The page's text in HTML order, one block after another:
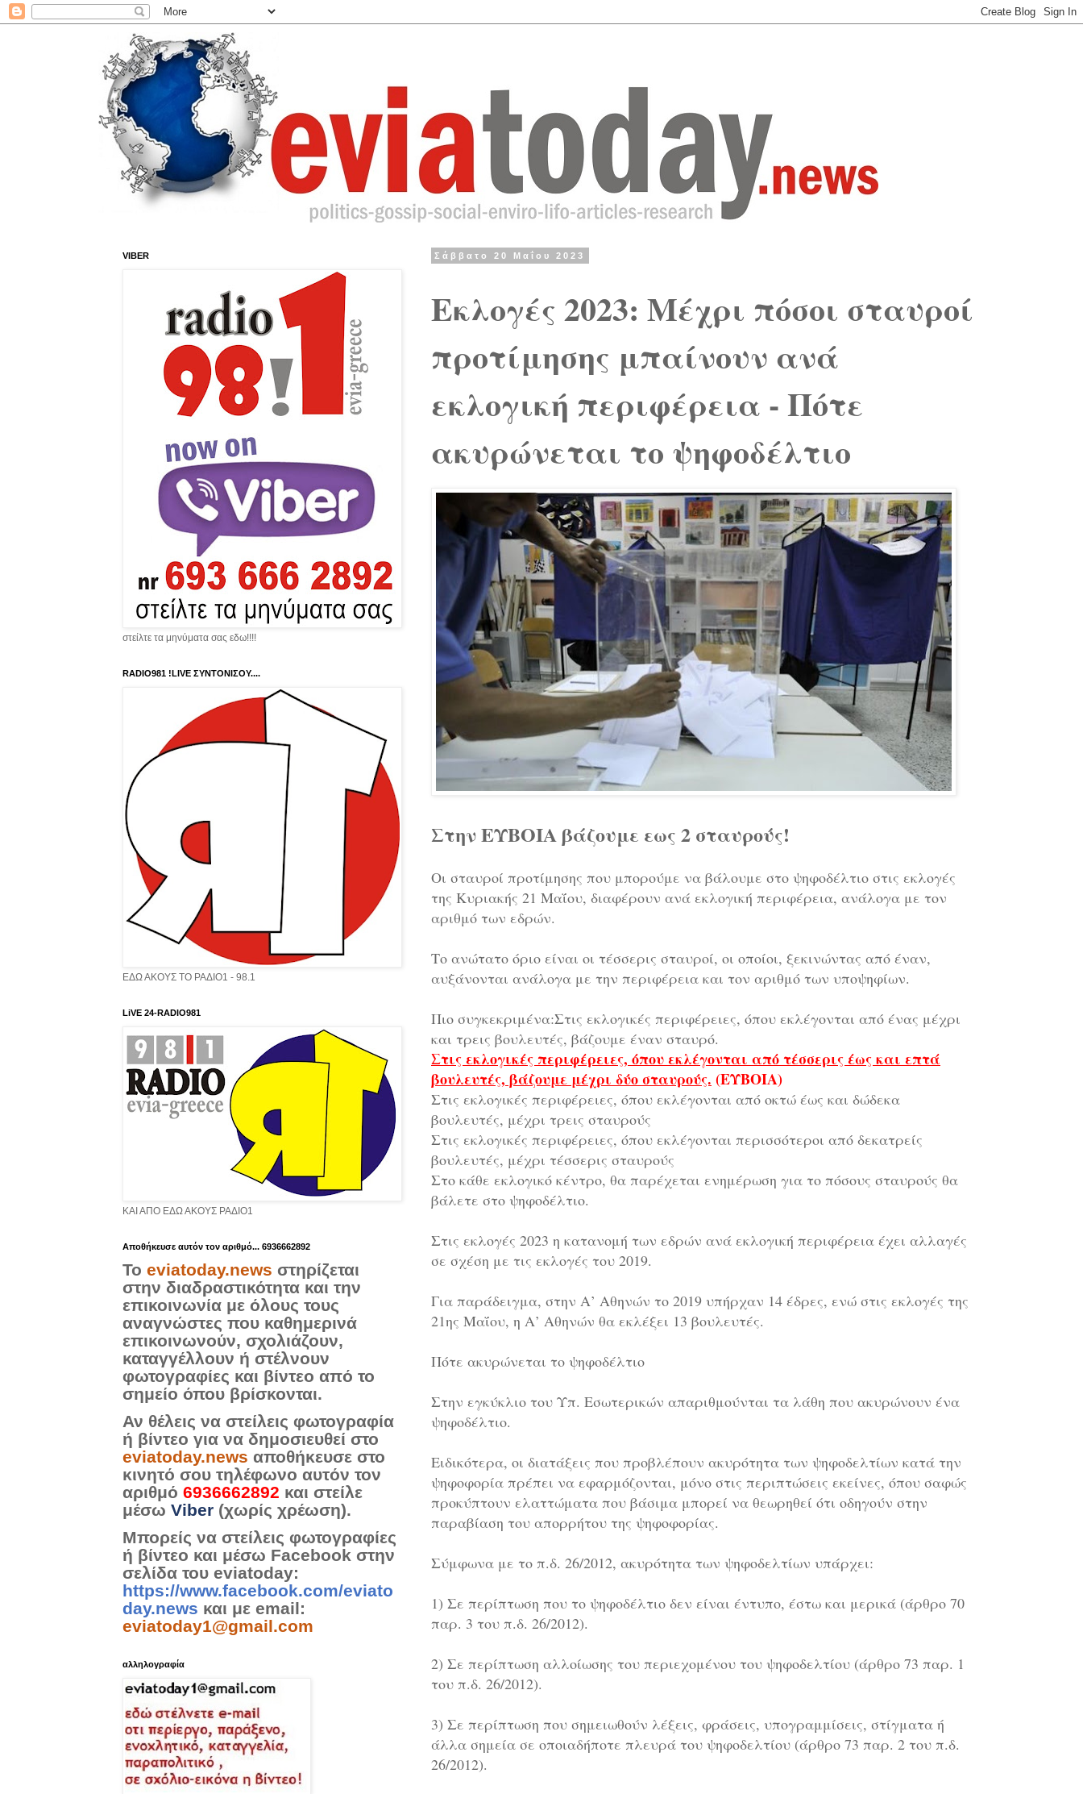
Σάββατο 20 Μαΐου 2023
Εκλογές 2023: Μέχρι πόσοι σταυροί
προτίμησης μπαίνουν ανά
εκλογική περιφέρεια - Πότε
ακυρώνεται το ψηφοδέλτιο
Στην ΕΥΒΟΙΑ βάζουμε εως 2 σταυρούς!
Οι σταυροί προτίμησης που μπορούμε να βάλουμε στο ψηφοδέλτιο στις εκλογές
της Κυριακής 21 Μαΐου, διαφέρουν ανά εκλογική περιφέρεια, ανάλογα με τον
αριθμό των εδρών.
Το ανώτατο όριο είναι οι τέσσερις σταυροί, οι οποίοι, ξεκινώντας από έναν,
αυξάνονται ανάλογα με την περιφέρεια και τον αριθμό των υποψηφίων.
Πιο συγκεκριμένα:Στις εκλογικές περιφέρειες, όπου εκλέγονται από ένας μέχρι
και τρεις βουλευτές, βάζουμε έναν σταυρό.
Στις εκλογικές περιφέρειες, όπου εκλέγονται από τέσσερις έως και επτά
βουλευτές, βάζουμε μέχρι δύο σταυρούς. (ΕΥΒΟΙΑ)
Στις εκλογικές περιφέρειες, όπου εκλέγονται από οκτώ έως και δώδεκα
βουλευτές, μέχρι τρεις σταυρούς
Στις εκλογικές περιφέρειες, όπου εκλέγονται περισσότεροι από δεκατρείς
βουλευτές, μέχρι τέσσερις σταυρούς
Στο κάθε εκλογικό κέντρο, θα παρέχεται ενημέρωση για το πόσους σταυρούς θα
βάλετε στο ψηφοδέλτιο.
Στις εκλογές 2023 η κατανομή των εδρών ανά εκλογική περιφέρεια έχει αλλαγές
σε σχέση με τις εκλογές του 2019.
Για παράδειγμα, στην Α’ Αθηνών το 2019 υπήρχαν 14 έδρες, ενώ στις εκλογές της
21ης Μαΐου, η Α’ Αθηνών θα εκλέξει 13 βουλευτές.
Πότε ακυρώνεται το ψηφοδέλτιο
Στην εγκύκλιο του Υπ. Εσωτερικών απαριθμούνται τα λάθη που ακυρώνουν ένα
ψηφοδέλτιο.
Ειδικότερα, οι διατάξεις που προβλέπουν ακυρότητα των ψηφοδελτίων κατά την
ψηφοφορία πρέπει να εφαρμόζονται, μόνο στις περιπτώσεις εκείνες, όπου σαφώς
προκύπτουν ελαττώματα που βάσιμα μπορεί να θεωρηθεί ότι οδηγούν στην
παραβίαση του απορρήτου της ψηφοφορίας.
Σύμφωνα με το π.δ. 26/2012, ακυρότητα των ψηφοδελτίων υπάρχει:
1) Σε περίπτωση που το ψηφοδέλτιο δεν είναι έντυπο, έστω και μερικά (άρθρο 70
παρ. 3 του π.δ. 26/2012).
2) Σε περίπτωση αλλοίωσης του περιεχομένου του ψηφοδελτίου (άρθρο 73 παρ. 1
του π.δ. 26/2012).
3) Σε περίπτωση που σημειωθούν λέξεις, φράσεις, υπογραμμίσεις, στίγματα ή
άλλα σημεία σε οποιαδήποτε πλευρά του ψηφοδελτίου (άρθρο 73 παρ. 2 του π.δ.
26/2012).
VIBER
στείλτε τα μηνύματα σας εδω!!!!
RADIO981 !LIVE ΣΥΝΤΟΝΙΣΟΥ....
ΕΔΩ ΑΚΟΥΣ ΤΟ ΡΑΔΙΟ1 - 98.1
LiVE 24-RADIO981
ΚΑΙ ΑΠΟ ΕΔΩ ΑΚΟΥΣ ΡΑΔΙΟ1
Aποθήκευσε αυτόν τον αριθμό... 6936662892
Το eviatoday.news στηρίζεται
στην διαδραστικότητα και την
επικοινωνία με όλους τους
αναγνώστες που καθημερινά
επικοινωνούν, σχολιάζουν,
καταγγέλλουν ή στέλνουν
φωτογραφίες και βίντεο από το
σημείο όπου βρίσκονται.
Αν θέλεις να στείλεις φωτογραφία
ή βίντεο για να δημοσιευθεί στο
eviatoday.news αποθήκευσε στο
κινητό σου τηλέφωνο αυτόν τον
αριθμό 6936662892 και στείλε
μέσω Viber (χωρίς χρέωση).
Μπορείς να στείλεις φωτογραφίες
ή βίντεο και μέσω Facebook στην
σελίδα του eviatoday:
https://www.facebook.com/eviato
day.news και με email:
eviatoday1@gmail.com
αλληλογραφία